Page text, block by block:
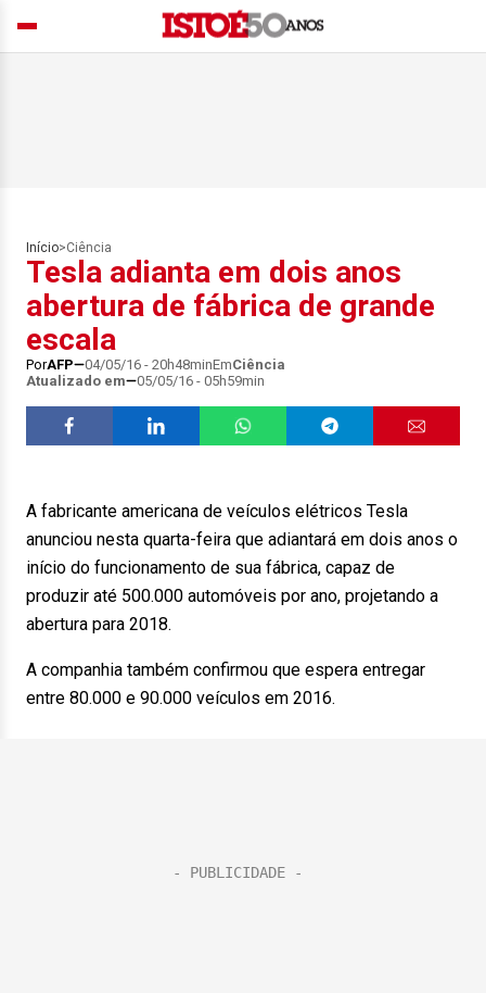
Início>Ciência
Tesla adianta em dois anos
abertura de fábrica de grande
escala
PorAFP 04/05/16 - 20h48minEmCiência
Atualizado em
05/05/16 - 05h59min
A fabricante americana de veículos elétricos Tesla
anunciou nesta quarta-feira que adiantará em dois anos o
início do funcionamento de sua fábrica, capaz de
produzir até 500.000 automóveis por ano, projetando a
abertura para 2018.
A companhia também confirmou que espera entregar
entre 80.000 e 90.000 veículos em 2016.